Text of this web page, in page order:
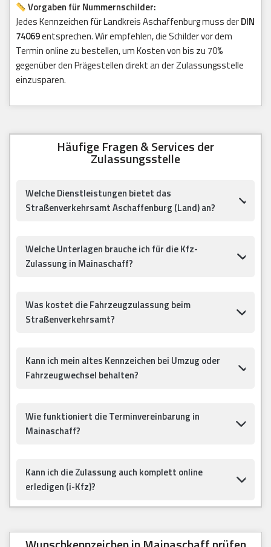
Vorgaben für Nummernschilder:
Jedes Kennzeichen für Landkreis Aschaffenburg muss derDIN
74069entsprechen. Wir empfehlen, die Schilder vor dem
Termin online zu bestellen, um Kosten von bis zu 70%
gegenüber den Prägestellen direkt an der Zulassungsstelle
einzusparen.
Häufige Fragen & Services der
Zulassungsstelle
Welche Dienstleistungen bietet das
Straßenverkehrsamt Aschaffenburg (Land) an?
Welche Unterlagen brauche ich für die Kfz-
Zulassung in Mainaschaff?
Was kostet die Fahrzeugzulassung beim
Straßenverkehrsamt?
Kann ich mein altes Kennzeichen bei Umzug oder
Fahrzeugwechsel behalten?
Wie funktioniert die Terminvereinbarung in
Mainaschaff?
Kann ich die Zulassung auch komplett online
erledigen (i-Kfz)?